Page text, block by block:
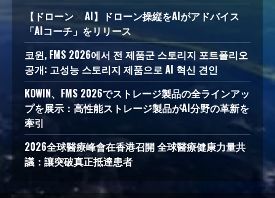
【ドローン
AI】ドローン操縦をAIがアドバイス
「AIコーチ」をリリース
코윈, FMS 2026에서 전 제품군 스토리지 포트폴리오
공개: 고성능 스토리지 제품으로 AI 혁신 견인
KOWIN、FMS 2026でストレージ製品の全ラインアッ
プを展示：高性能ストレージ製品がAI分野の革新を
牽引
2026全球醫療峰會在香港召開 全球醫療健康力量共
議：讓突破真正抵達患者